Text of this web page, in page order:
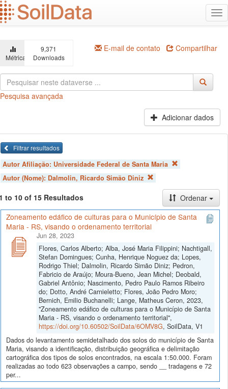
Ir
para
o
principal
Métricas
9,371
Downloads
E-mail de contato Compartilhar
Pesquisa avançada
Adicionar dados
Filtrar resultados
Autor Afiliação: Universidade Federal de Santa Maria
Autor (Nome): Dalmolin, Ricardo Simão Diniz
to 10 of 15 Resultados
Ordenar
Zoneamento edáfico de culturas para o Município de Santa
Maria - RS, visando o ordenamento territorial
Jun 28, 2023
Flores, Carlos Alberto; Alba, José Maria Filippini; Nachtigall,
Stefan Domingues; Cunha, Henrique Noguez da; Lopes,
Rodrigo Thiel; Dalmolin, Ricardo Simão Diniz; Pedron,
Fabricio de Araújo; Moura-Bueno, Jean Michel; Deobald,
Gabriel Antônio; Nascimento, Pedro Paulo Ramos Ribeiro
do; Dotto, André Carnieletto; Flores, João Pedro Moro;
Bernich, Emilio Buchanelli; Lange, Matheus Ceron, 2023,
"Zoneamento edáfico de culturas para o Município de Santa
Maria - RS, visando o ordenamento territorial",
https://doi.org/10.60502/SoilData/6OMV8G, SoilData, V1
Dados do levantamento semidetalhado dos solos do município de Santa
Maria, visando a identificação, distribuição geográfica e delimitação
cartográfica dos tipos de solos encontrados, na escala 1:50.000. Foram
realizadas ao todo 623 observações a campo, sendo __ tradagens e 72
per...